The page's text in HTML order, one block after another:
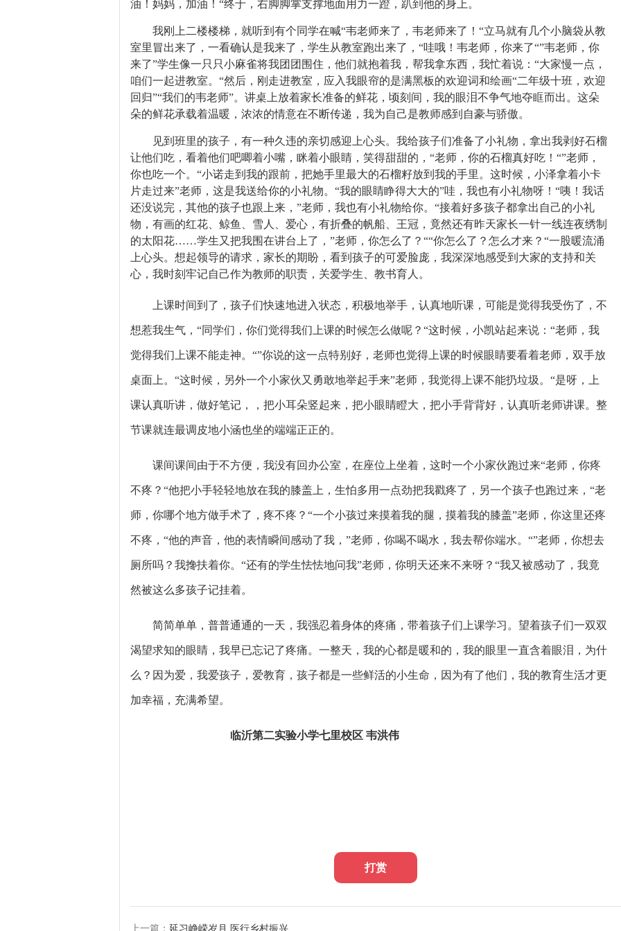
油！妈妈，加油！“终于，右脚脚掌支撑地面用力一蹬，趴到他的身上。
我刚上二楼楼梯，就听到有个同学在喊“韦老师来了，韦老师来了！“立马就有几个小脑袋从教
室里冒出来了，一看确认是我来了，学生从教室跑出来了，“哇哦！韦老师，你来了“”韦老师，你
来了”学生像一只只小麻雀将我团团围住，他们就抱着我，帮我拿东西，我忙着说：“大家慢一点，
咱们一起进教室。“然后，刚走进教室，应入我眼帘的是满黑板的欢迎词和绘画“二年级十班，欢迎
回归”“我们的韦老师”。讲桌上放着家长准备的鲜花，顷刻间，我的眼泪不争气地夺眶而出。这朵
朵的鲜花承载着温暖，浓浓的情意在不断传递，我为自己是教师感到自豪与骄傲。
见到班里的孩子，有一种久违的亲切感迎上心头。我给孩子们准备了小礼物，拿出我剥好石榴
让他们吃，看着他们吧唧着小嘴，眯着小眼睛，笑得甜甜的， “老师，你的石榴真好吃！“”老师，
你也吃一个。“小诺走到我的跟前，把她手里最大的石榴籽放到我的手里。这时候，小泽拿着小卡
片走过来”老师，这是我送给你的小礼物。“我的眼睛睁得大大的”哇，我也有小礼物呀！“咦！我话
还没说完，其他的孩子也跟上来，”老师，我也有小礼物给你。“接着好多孩子都拿出自己的小礼
物，有画的红花、鲸鱼、雪人、爱心，有折叠的帆船、王冠，竟然还有昨天家长一针一线连夜绣制
的太阳花……学生又把我围在讲台上了，”老师，你怎么了？““你怎么了？怎么才来？“一股暖流涌
上心头。想起领导的请求，家长的期盼，看到孩子的可爱脸庞，我深深地感受到大家的支持和关
心，我时刻牢记自己作为教师的职责，关爱学生、教书育人。
上课时间到了，孩子们快速地进入状态，积极地举手，认真地听课，可能是觉得我受伤了，不
想惹我生气， “同学们，你们觉得我们上课的时候怎么做呢？“这时候，小凯站起来说：“老师，我
觉得我们上课不能走神。“”你说的这一点特别好，老师也觉得上课的时候眼睛要看着老师，双手放
桌面上。“这时候，另外一个小家伙又勇敢地举起手来”老师，我觉得上课不能扔垃圾。“是呀，上
课认真听讲，做好笔记，，把小耳朵竖起来，把小眼睛瞪大，把小手背背好，认真听老师讲课。整
节课就连最调皮地小涵也坐的端端正正的。
课间课间由于不方便，我没有回办公室，在座位上坐着，这时一个小家伙跑过来“老师，你疼
不疼？“他把小手轻轻地放在我的膝盖上，生怕多用一点劲把我戳疼了，另一个孩子也跑过来，“老
师，你哪个地方做手术了，疼不疼？“一个小孩过来摸着我的腿，摸着我的膝盖”老师，你这里还疼
不疼，“他的声音，他的表情瞬间感动了我，”老师，你喝不喝水，我去帮你端水。“”老师，你想去
厕所吗？我搀扶着你。“还有的学生怯怯地问我”老师，你明天还来不来呀？“我又被感动了，我竟
然被这么多孩子记挂着。
简简单单，普普通通的一天，我强忍着身体的疼痛，带着孩子们上课学习。望着孩子们一双双
渴望求知的眼睛，我早已忘记了疼痛。一整天，我的心都是暖和的，我的眼里一直含着眼泪，为什
么？因为爱，我爱孩子，爱教育，孩子都是一些鲜活的小生命，因为有了他们，我的教育生活才更
加幸福，充满希望。
临沂第二实验小学七里校区 韦洪伟
打赏
上一篇： 延习峥嵘岁月 医行乡村振兴